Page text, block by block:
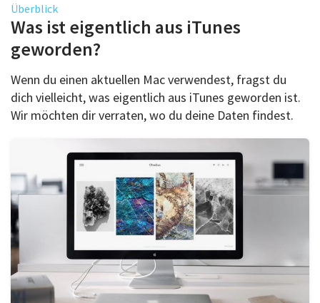
Überblick
Was ist eigentlich aus iTunes
geworden?
Wenn du einen aktuellen Mac verwendest, fragst du
dich vielleicht, was eigentlich aus iTunes geworden ist.
Wir möchten dir verraten, wo du deine Daten findest.